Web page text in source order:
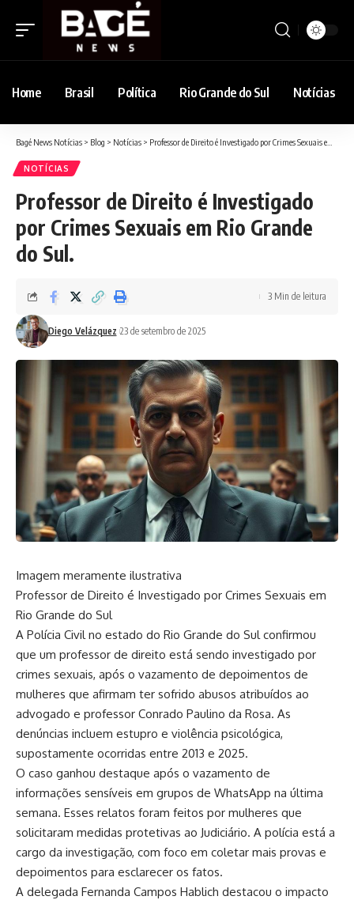
Home Brasil Política Rio Grande do Sul Notícias
Bagé News Notícias > Blog > Notícias > Professor de Direito é Investigado por Crimes Sexuais em Rio Grande do Sul.
NOTÍCIAS
Professor de Direito é Investigado
por Crimes Sexuais em Rio Grande
do Sul.
Diego Velázquez 23 de setembro de 2025
3 Min de leitura
Imagem meramente ilustrativa
Professor de Direito é Investigado por Crimes Sexuais em
Rio Grande do Sul
A Polícia Civil no estado do Rio Grande do Sul confirmou
que um professor de direito está sendo investigado por
crimes sexuais, após o vazamento de depoimentos de
mulheres que afirmam ter sofrido abusos atribuídos ao
advogado e professor Conrado Paulino da Rosa. As
denúncias incluem estupro e violência psicológica,
supostamente ocorridas entre 2013 e 2025.
O caso ganhou destaque após o vazamento de
informações sensíveis em grupos de WhatsApp na última
semana. Esses relatos foram feitos por mulheres que
solicitaram medidas protetivas ao Judiciário. A polícia está a
cargo da investigação, com foco em coletar mais provas e
depoimentos para esclarecer os fatos.
A delegada Fernanda Campos Hablich destacou o impacto